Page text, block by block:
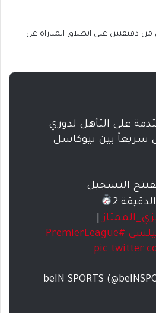
دقيقتين على انطلاق المباراة عن
على التأهل لدوري
سريعاً بين نيوكاسل
التسجيل
2
|
#PremierLeague